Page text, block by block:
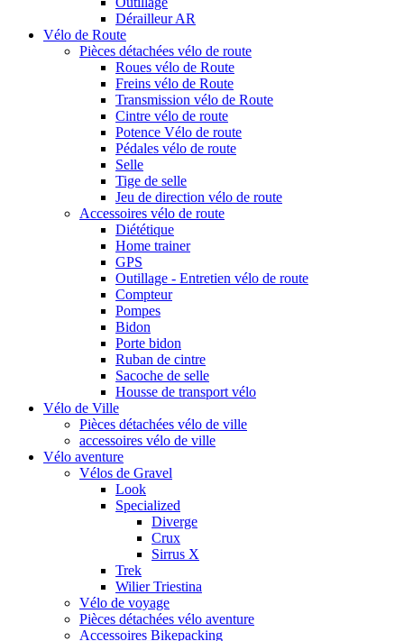
Dérailleur AR
Vélo de Route
Pièces détachées vélo de route
Roues vélo de Route
Freins vélo de Route
Transmission vélo de Route
Cintre vélo de route
Potence Vélo de route
Pédales vélo de route
Selle
Tige de selle
Jeu de direction vélo de route
Accessoires vélo de route
Diététique
Home trainer
GPS
Outillage - Entretien vélo de route
Compteur
Pompes
Bidon
Porte bidon
Ruban de cintre
Sacoche de selle
Housse de transport vélo
Vélo de Ville
Pièces détachées vélo de ville
accessoires vélo de ville
Vélo aventure
Vélos de Gravel
Look
Specialized
Diverge
Crux
Sirrus X
Trek
Wilier Triestina
Vélo de voyage
Pièces détachées vélo aventure
Accessoires Bikepacking